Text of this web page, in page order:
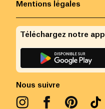
Mentions légales
Nous suivre
Téléchargez notre app